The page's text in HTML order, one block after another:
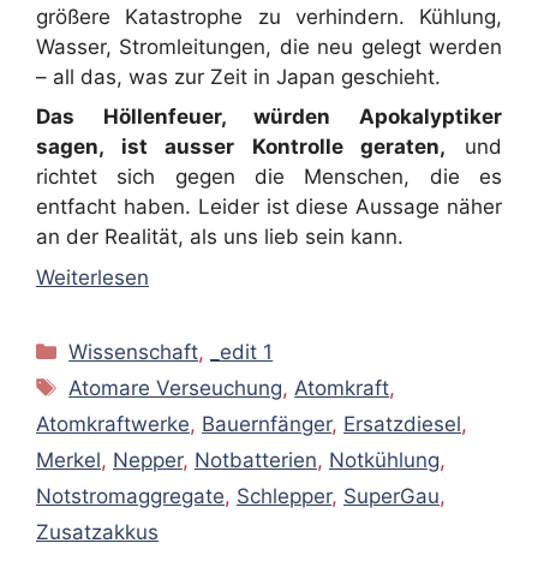
größere Katastrophe zu verhindern. Kühlung,
Wasser, Stromleitungen, die neu gelegt werden
– all das, was zur Zeit in Japan geschieht.
Das Höllenfeuer, würden Apokalyptiker
sagen, ist ausser Kontrolle geraten, und
richtet sich gegen die Menschen, die es
entfacht haben. Leider ist diese Aussage näher
an der Realität, als uns lieb sein kann.
Weiterlesen
Kategorien
Wissenschaft,
_edit 1
Schlagwörter
Atomare Verseuchung, Atomkraft,
Atomkraftwerke, Bauernfänger, Ersatzdiesel,
Merkel, Nepper, Notbatterien, Notkühlung,
Notstromaggregate, Schlepper, SuperGau,
Zusatzakkus